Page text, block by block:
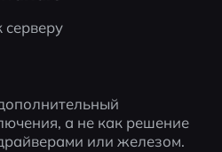
а не как решение
или железом.